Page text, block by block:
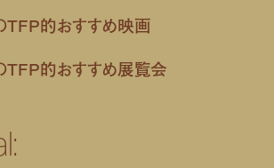
TFP的おすすめ映画
TFP的おすすめ展覧会